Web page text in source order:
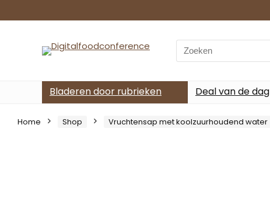
Search
for:
Bladeren door rubrieken Deal van de dag
Home Shop Vruchtensap met koolzuurhoudend water